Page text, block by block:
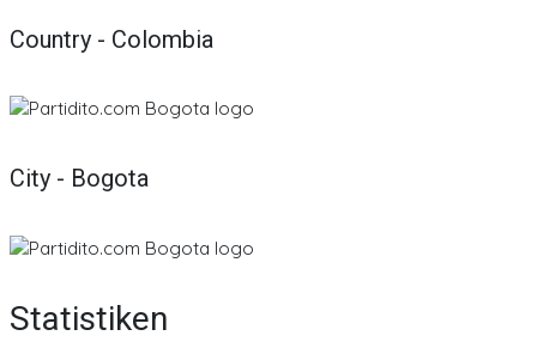
Country - Colombia
City - Bogota
Statistiken